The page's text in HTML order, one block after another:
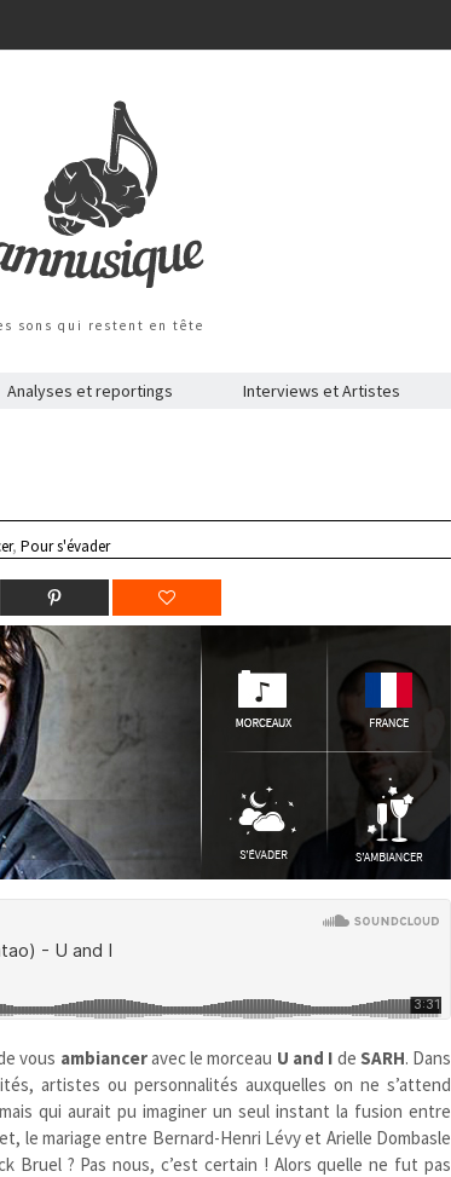
sons qui restent en tête
Analyses et reportings Interviews et Artistes
,Pour s'évader
vous ambianceravec le morceau U and I de SARH. Dans
artistes ou personnalités auxquelles on ne s’attend
qui aurait pu imaginer un seul instant la fusion entre
le mariage entre Bernard-Henri Lévy et Arielle Dombasle
Bruel ? Pas nous, c’est certain ! Alors quelle ne fut pas